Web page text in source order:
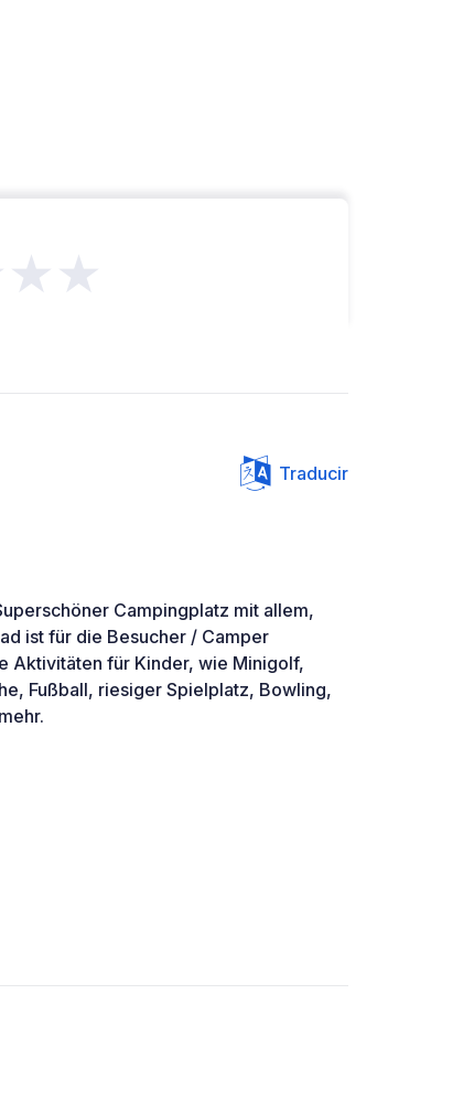
Traducir
Campingplatz mit allem,
ist für die Besucher / Camper
Aktivitäten für Kinder, wie Minigolf,
Fußball, riesiger Spielplatz, Bowling,